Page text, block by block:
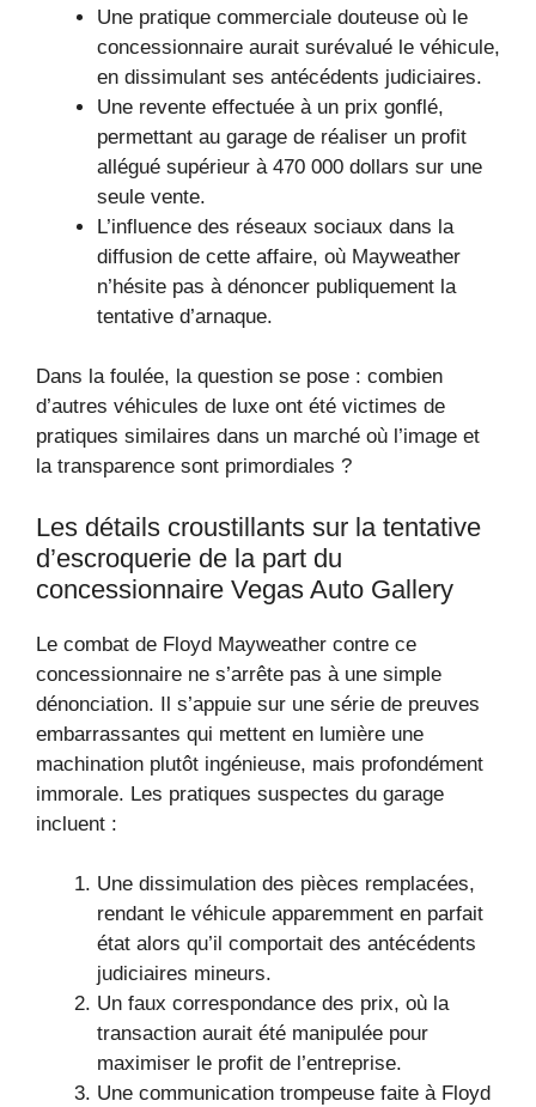
Une pratique commerciale douteuse où le
concessionnaire aurait surévalué le véhicule,
en dissimulant ses antécédents judiciaires.
Une revente effectuée à un prix gonflé,
permettant au garage de réaliser un profit
allégué supérieur à 470 000 dollars sur une
seule vente.
L’influence des réseaux sociaux dans la
diffusion de cette affaire, où Mayweather
n’hésite pas à dénoncer publiquement la
tentative d’arnaque.
Dans la foulée, la question se pose : combien
d’autres véhicules de luxe ont été victimes de
pratiques similaires dans un marché où l’image et
la transparence sont primordiales ?
Les détails croustillants sur la tentative
d’escroquerie de la part du
concessionnaire Vegas Auto Gallery
Le combat de Floyd Mayweather contre ce
concessionnaire ne s’arrête pas à une simple
dénonciation. Il s’appuie sur une série de preuves
embarrassantes qui mettent en lumière une
machination plutôt ingénieuse, mais profondément
immorale. Les pratiques suspectes du garage
incluent :
Une dissimulation des pièces remplacées,
rendant le véhicule apparemment en parfait
état alors qu’il comportait des antécédents
judiciaires mineurs.
Un faux correspondance des prix, où la
transaction aurait été manipulée pour
maximiser le profit de l’entreprise.
Une communication trompeuse faite à Floyd